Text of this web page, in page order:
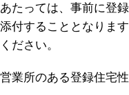
たっては、事前に登
付することとなりま
ださい。
業所のある登録住宅